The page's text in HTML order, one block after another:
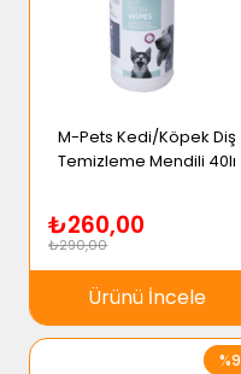
M-Pets Kedi/Köpek Diş
Temizleme Mendili 40lı
₺260,00
₺290,00
Ürünü İncele
%9